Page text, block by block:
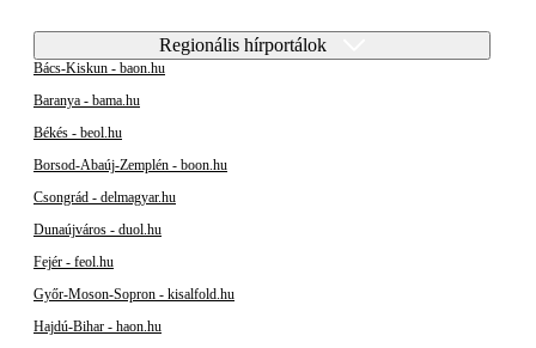
Regionális hírportálok
Bács-Kiskun - baon.hu
Baranya - bama.hu
Békés - beol.hu
Borsod-Abaúj-Zemplén - boon.hu
Csongrád - delmagyar.hu
Dunaújváros - duol.hu
Fejér - feol.hu
Győr-Moson-Sopron - kisalfold.hu
Hajdú-Bihar - haon.hu